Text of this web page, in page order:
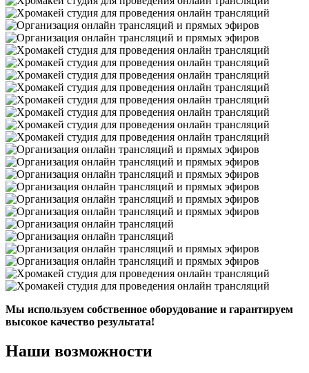
Мы используем собственное оборудование и гарантируем
высокое качество результата!
Наши возможности